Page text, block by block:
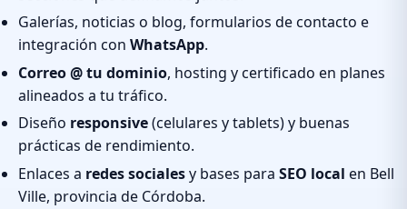
Galerías, noticias o blog, formularios de contacto e
integración con WhatsApp.
Correo @ tu dominio, hosting y certificado en planes
alineados a tu tráfico.
Diseño responsive(celulares y tablets) y buenas
prácticas de rendimiento.
Enlaces a redes socialesy bases para SEO local en Bell
Ville, provincia de Córdoba.